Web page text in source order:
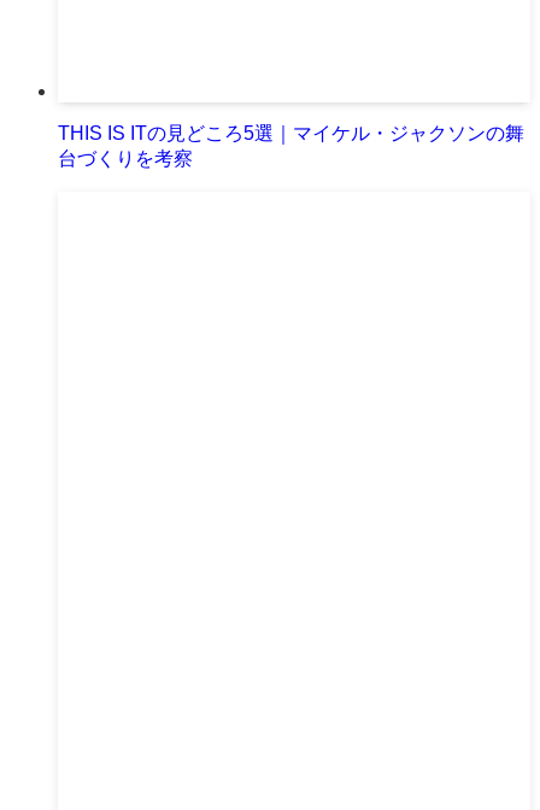
THIS IS ITの見どころ5選｜マイケル・ジャクソンの舞
台づくりを考察